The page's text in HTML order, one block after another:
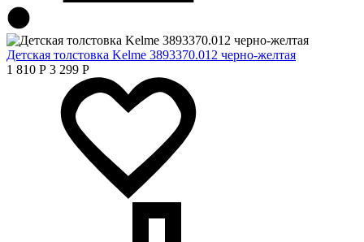
Детская толстовка Kelme 3893370.012 черно-желтая
1 810 Р 3 299 Р